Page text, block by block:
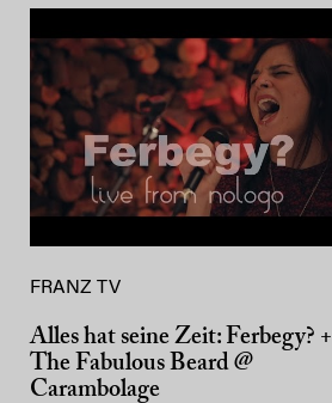
FRANZ TV
Alles hat seine Zeit: Ferbegy? +
The Fabulous Beard @
Carambolage